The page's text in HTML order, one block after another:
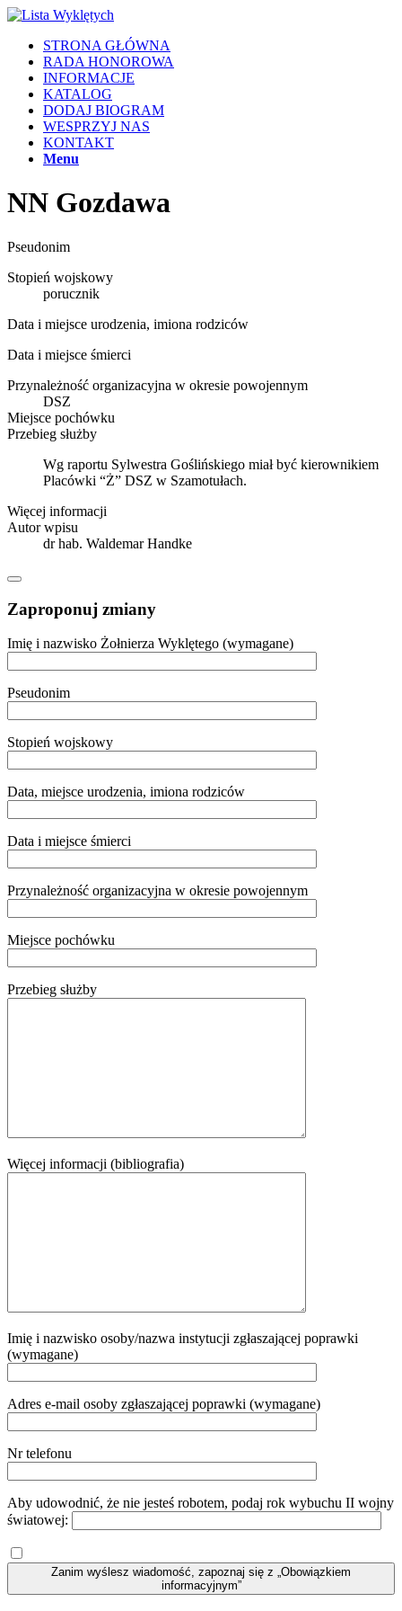
STRONA GŁÓWNA
RADA HONOROWA
INFORMACJE
KATALOG
DODAJ BIOGRAM
WESPRZYJ NAS
KONTAKT
Menu
NN Gozdawa
Pseudonim
Stopień wojskowy
porucznik
Data i miejsce urodzenia, imiona rodziców
Data i miejsce śmierci
Przynależność organizacyjna w okresie powojennym
DSZ
Miejsce pochówku
Przebieg służby
Wg raportu Sylwestra Goślińskiego miał być kierownikiem
Placówki “Ż” DSZ w Szamotułach.
Więcej informacji
Autor wpisu
dr hab. Waldemar Handke
Zaproponuj zmiany
Imię i nazwisko Żołnierza Wyklętego (wymagane)
Pseudonim
Stopień wojskowy
Data, miejsce urodzenia, imiona rodziców
Data i miejsce śmierci
Przynależność organizacyjna w okresie powojennym
Miejsce pochówku
Przebieg służby
Więcej informacji (bibliografia)
Imię i nazwisko osoby/nazwa instytucji zgłaszającej poprawki
(wymagane)
Adres e-mail osoby zgłaszającej poprawki (wymagane)
Nr telefonu
Aby udowodnić, że nie jesteś robotem, podaj rok wybuchu II wojny
światowej:
Zanim wyślesz wiadomość, zapoznaj się z „Obowiązkiem
informacyjnym”